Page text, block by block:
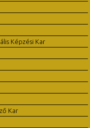
Képzési Kar
Kar